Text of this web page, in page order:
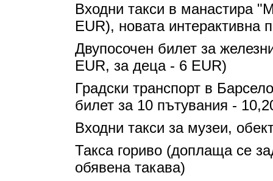
Входни такси в манастира
EUR), новата интерактивна
Двупосочен билет за
EUR, за деца - 6 EUR)
Градски транспорт в
билет за 10 пътувания -
Входни такси за музеи,
Такса гориво (доплаща се
обявена такава)